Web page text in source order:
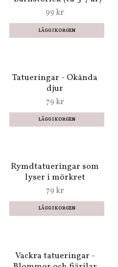
29 kr
Tatueringar -
Sjörövarna
119 kr
Kockmössa/Bagarmössa
- Barnstorlek (ca 3-7 år)
99 kr
Tatueringar - Okända
djur